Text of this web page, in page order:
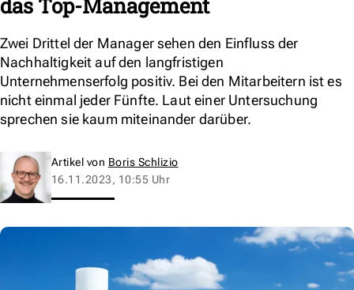
Zwei Drittel der Manager sehen den Einfluss der
Nachhaltigkeit auf den langfristigen
Unternehmenserfolg positiv. Bei den Mitarbeitern ist es
nicht einmal jeder Fünfte. Laut einer Untersuchung
sprechen sie kaum miteinander darüber.
Artikel von Boris Schlizio
16.11.2023, 10:55 Uhr